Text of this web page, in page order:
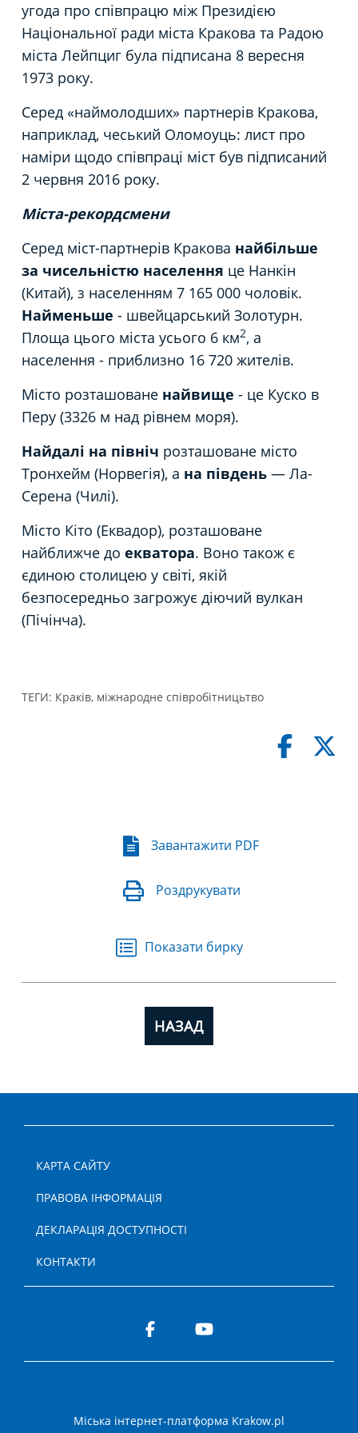
угода про співпрацю між Президією
Національної ради міста Кракова та Радою
міста Лейпциг була підписана 8 вересня
1973 року.
Серед «наймолодших» партнерів Кракова,
наприклад, чеський Оломоуць: лист про
наміри щодо співпраці міст був підписаний
2 червня 2016 року.
Міста-рекордсмени
Серед міст-партнерів Кракова найбільше
за чисельністю населення це Нанкін
(Китай), з населенням 7 165 000 чоловік.
Найменьше - швейцарський Золотурн.
Площа цього міста усього 6 км2, а
населення - приблизно 16 720 жителів.
Місто розташоване найвище - це Куско в
Перу (3326 м над рівнем моря).
Найдалі на північ розташоване місто
Тронхейм (Норвегія), а на південь — Ла-
Серена (Чилі).
Місто Кіто (Еквадор), розташоване
найближче до екватора. Воно також є
єдиною столицею у світі, якій
безпосередньо загрожує діючий вулкан
(Пічінча).
ТЕГИ: Краків, міжнародне співробітницьтво
Завантажити PDF
Роздрукувати
Показати бирку
НАЗАД
КАРТА САЙТУ
ПРАВОВА ІНФОРМАЦІЯ
ДЕКЛАРАЦІЯ ДОСТУПНОСТІ
КОНТАКТИ
Міська інтернет-платформа Krakow.pl